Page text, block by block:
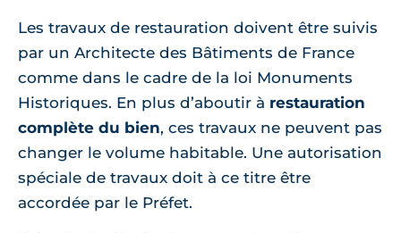
Les travaux de restauration doivent être suivis
par un Architecte des Bâtiments de France
comme dans le cadre de la loi Monuments
Historiques. En plus d’aboutir à restauration
complète du bien, ces travaux ne peuvent pas
changer le volume habitable. Une autorisation
spéciale de travaux doit à ce titre être
accordée par le Préfet.